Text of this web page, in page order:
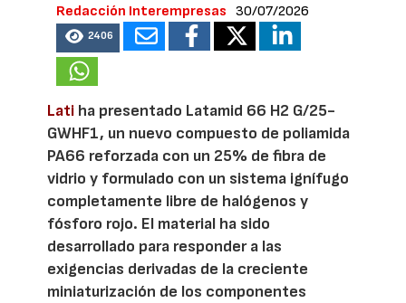
Redacción Interempresas 30/07/2026
2406
Lati ha presentado Latamid 66 H2 G/25-
GWHF1, un nuevo compuesto de poliamida
PA66 reforzada con un 25% de fibra de
vidrio y formulado con un sistema ignífugo
completamente libre de halógenos y
fósforo rojo. El material ha sido
desarrollado para responder a las
exigencias derivadas de la creciente
miniaturización de los componentes